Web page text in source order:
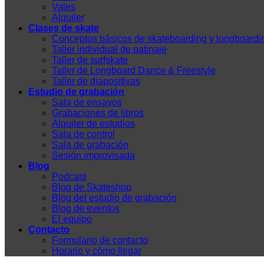
Vales
Alquiler
Clases de skate
Conceptos básicos de skateboarding y
Taller individual de patinaje
Taller de surfskate
Taller de Longboard Dance & Freestyle
Taller de diapositivas
Estudio de grabación
Sala de ensayos
Grabaciones de libros
Alquiler de estudios
Sala de control
Sala de grabación
Sesión improvisada
Blog
Podcast
Blog de Skateshop
Blog del estudio de grabación
Blog de eventos
El equipo
Contacto
Formulario de contacto
Horario y cómo llegar